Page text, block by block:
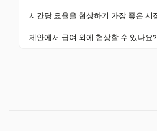
및 직업적 요구와 일치하는지 확
프리랜서는 요율을 설정할 때 자
작업에 대해 프로젝트 기반 가격
시간당 요율을 협상하기 가장 좋은 시
시간당 요율을 협상하기 가장 좋
제안에서 급여 외에 협상할 수 있나요?